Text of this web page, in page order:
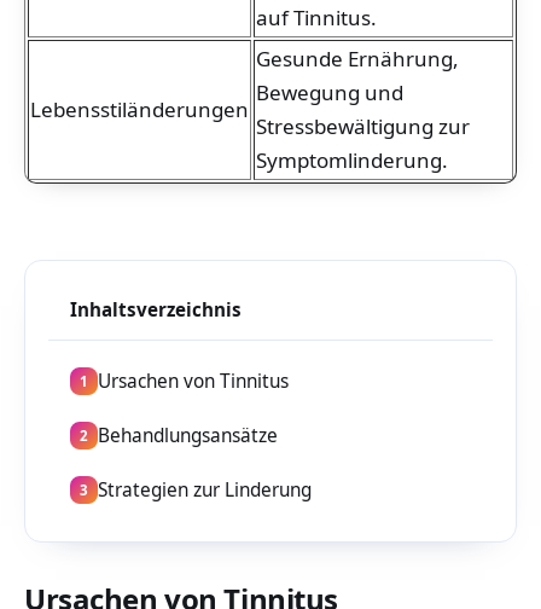
auf Tinnitus.
Lebensstiländerungen
Gesunde Ernährung,
Bewegung und
Stressbewältigung zur
Symptomlinderung.
Inhaltsverzeichnis
1 Ursachen von Tinnitus
2 Behandlungsansätze
3 Strategien zur Linderung
Ursachen von Tinnitus